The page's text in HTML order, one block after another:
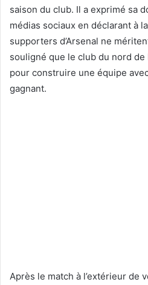
saison du club. Il a exprimé sa
médias sociaux en déclarant à
supporters d’Arsenal ne
souligné que le club du nord
pour construire une équipe
gagnant.
Après le match à l’extérieur de